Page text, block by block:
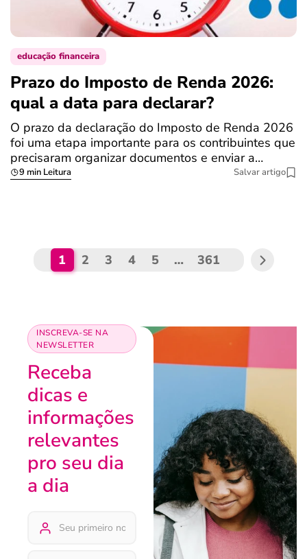
educação financeira
Prazo do Imposto de Renda 2026:
qual a data para declarar?
O prazo da declaração do Imposto de Renda 2026
foi uma etapa importante para os contribuintes que
precisaram organizar documentos e enviar a…
9 min Leitura Salvar artigo
1 2 3 4 5 … 361
INSCREVA-SE NA
NEWSLETTER
Receba
dicas e
informações
relevantes
pro seu dia
a dia